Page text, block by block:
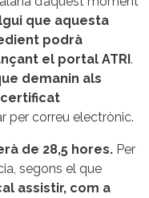
que aquesta
podrà
el portal ATRI.
demanin als
per correu electrònic.
de 28,5 hores. Per
segons el que
assistir, com a